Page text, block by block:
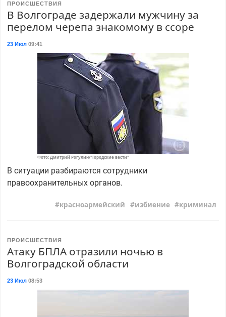
ПРОИСШЕСТВИЯ
В Волгограде задержали мужчину за
перелом черепа знакомому в ссоре
23 Июл09:41
Фото: Дмитрий Рогулин/"Городские вести"
В ситуации разбираются сотрудники
правоохранительных органов.
красноармейский избиение криминал
ПРОИСШЕСТВИЯ
Атаку БПЛА отразили ночью в
Волгоградской области
23 Июл08:53